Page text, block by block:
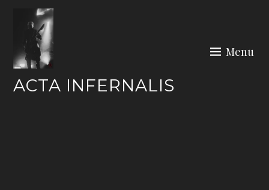
content
ACTA INFERNALIS
Menu